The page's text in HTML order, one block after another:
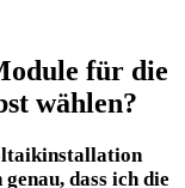
für die
wählen?
dass ich die